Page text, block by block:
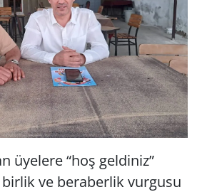
üyelere “hoş geldiniz”
ve beraberlik vurgusu